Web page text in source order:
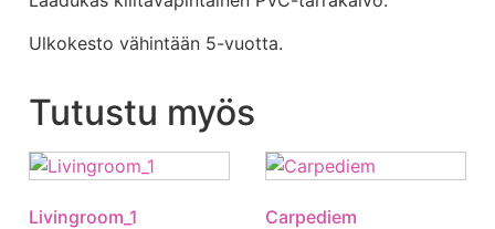
Ulkokesto vähintään 5-vuotta.
Tutustu myös
Livingroom_1 Carpediem